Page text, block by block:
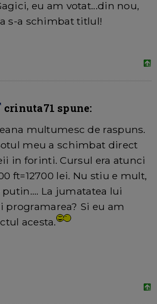
eu am votat...din nou,
s-a schimbat titlul!
crinuta71 spune:
multumesc de raspuns.
meu a schimbat direct
in forinti. Cursul era atunci
ft=12700 lei. Nu stiu e mult,
putin.... La jumatatea lui
programarea? Si eu am
acesta.